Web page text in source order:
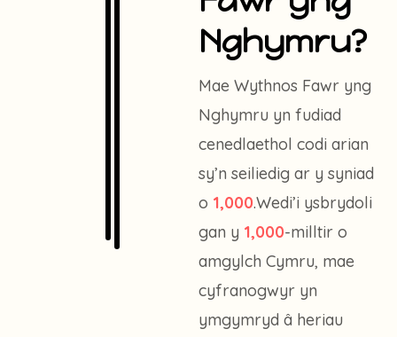
Nghymru?
Mae Wythnos Fawr yng
Nghymru yn fudiad
cenedlaethol codi arian
sy’n seiliedig ar y syniad
o 1,000.Wedi’i ysbrydoli
gan y 1,000-milltir o
amgylch Cymru, mae
cyfranogwyr yn
ymgymryd â heriau